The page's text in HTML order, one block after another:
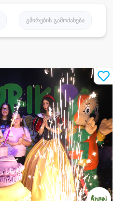
გმირების გამოძახება